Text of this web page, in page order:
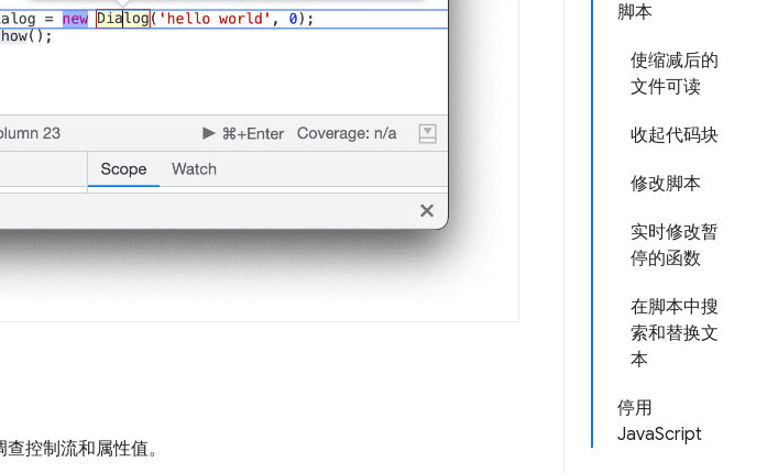
脚本
使缩减后的
文件可读
收起代码块
修改脚本
实时修改暂
停的函数
在脚本中搜
索和替换文
本
停用
JavaScript
控制流和属性值。